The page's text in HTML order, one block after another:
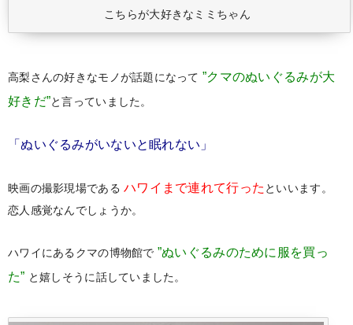
こちらが大好きなミミちゃん
高梨さんの好きなモノが話題になって ”クマのぬいぐるみが大
好きだ”と言っていました。
「ぬいぐるみがいないと眠れない」
映画の撮影現場である ハワイまで連れて行った といいます。
恋人感覚なんでしょうか。
ハワイにあるクマの博物館で ”ぬいぐるみのために服を買っ
た” と嬉しそうに話していました。